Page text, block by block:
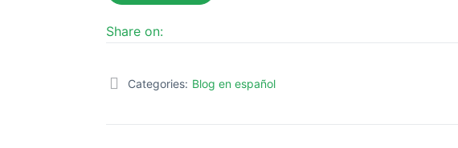
Share on:
Categories: Blog en español